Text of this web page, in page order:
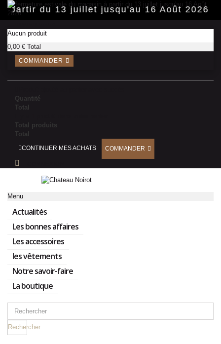
partir du 13 juillet jusqu'au 16 Août 2026.
Aucun produit
0,00 € Total
COMMANDER
Quantité
Total
Total produits
Total
CONTINUER MES ACHATS COMMANDER
Menu
Actualités
Les bonnes affaires
Les accessoires
les vêtements
Notre savoir-faire
La boutique
Rechercher
Panneau de gestion des cookies